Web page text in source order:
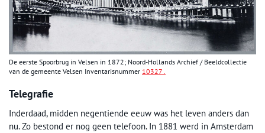
De eerste Spoorbrug in Velsen in 1872; Noord-Hollands Archief / Beeldcollectie
van de gemeente Velsen Inventarisnummer 10327 .
Telegrafie
Inderdaad, midden negentiende eeuw was het leven anders dan
nu. Zo bestond er nog geen telefoon. In 1881 werd in Amsterdam